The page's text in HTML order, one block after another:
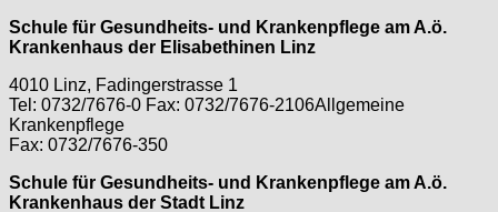
Schule für Gesundheits- und Krankenpflege am A.ö.
Krankenhaus der Elisabethinen Linz
4010 Linz, Fadingerstrasse 1
Tel: 0732/7676-0 Fax: 0732/7676-2106Allgemeine
Krankenpflege
Fax: 0732/7676-350
Schule für Gesundheits- und Krankenpflege am A.ö.
Krankenhaus der Stadt Linz